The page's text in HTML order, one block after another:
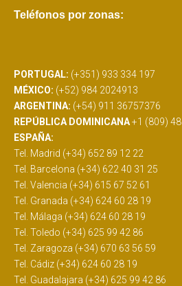
Teléfonos por zonas:
PORTUGAL: (+351) 933 334 197
MÉXICO: (+52) 984 2024913
ARGENTINA: (+54) 911 36757376
REPÚBLICA DOMINICANA+1 (809)
ESPAÑA:
Tel. Madrid (+34) 652 89 12 22
Tel. Barcelona (+34) 622 40 31 25
Tel. Valencia (+34) 615 67 52 61
Tel. Granada (+34) 624 60 28 19
Tel. Málaga (+34) 624 60 28 19
Tel. Toledo (+34) 625 99 42 86
Tel. Zaragoza (+34) 670 63 56 59
Tel. Cádiz (+34) 624 60 28 19
Tel. Guadalajara (+34) 625 99 42 86